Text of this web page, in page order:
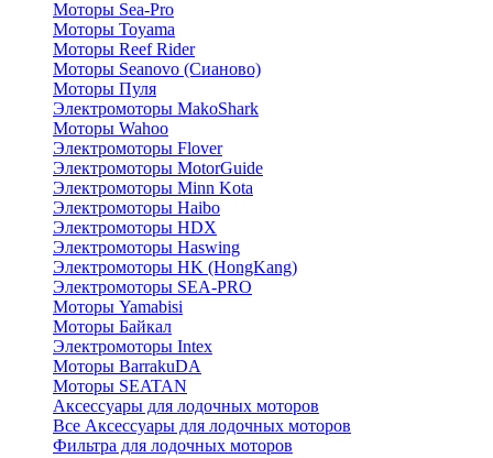
Моторы Sea-Pro
Моторы Toyama
Моторы Reef Rider
Моторы Seanovo (Сианово)
Моторы Пуля
Электромоторы MakoShark
Моторы Wahoo
Электромоторы Flover
Электромоторы MotorGuide
Электромоторы Minn Kota
Электромоторы Haibo
Электромоторы HDX
Электромоторы Haswing
Электромоторы HK (HongKang)
Электромоторы SEA-PRO
Моторы Yamabisi
Моторы Байкал
Электромоторы Intex
Моторы BarrakuDA
Моторы SEATAN
Аксессуары для лодочных моторов
Все Аксессуары для лодочных моторов
Фильтра для лодочных моторов